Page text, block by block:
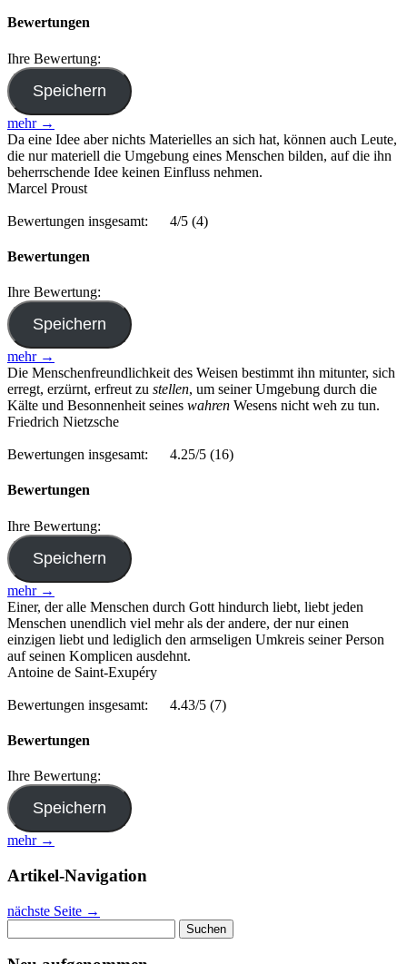
Bewertungen
Ihre Bewertung:
mehr →
Da eine Idee aber nichts Materielles an sich hat, können auch Leute,
die nur materiell die Umgebung eines Menschen bilden, auf die ihn
beherrschende Idee keinen Einfluss nehmen.
Marcel Proust
Bewertungen insgesamt: 4/5 (4)
Bewertungen
Ihre Bewertung:
mehr →
Die Menschenfreundlichkeit des Weisen bestimmt ihn mitunter, sich
erregt, erzürnt, erfreut zu stellen, um seiner Umgebung durch die
Kälte und Besonnenheit seines wahren Wesens nicht weh zu tun.
Friedrich Nietzsche
Bewertungen insgesamt: 4.25/5 (16)
Bewertungen
Ihre Bewertung:
mehr →
Einer, der alle Menschen durch Gott hindurch liebt, liebt jeden
Menschen unendlich viel mehr als der andere, der nur einen
einzigen liebt und lediglich den armseligen Umkreis seiner Person
auf seinen Komplicen ausdehnt.
Antoine de Saint-Exupéry
Bewertungen insgesamt: 4.43/5 (7)
Bewertungen
Ihre Bewertung:
mehr →
Artikel-Navigation
nächste Seite →
nach: